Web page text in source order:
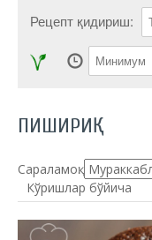
Рецепт қидириш:
ПИШИРИҚ
Сараламоқ:
Кўришлар бўйича